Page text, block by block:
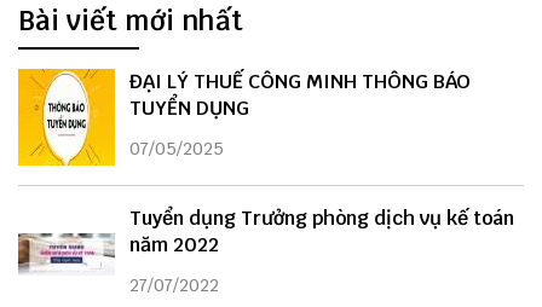
Bài viết mới nhất
ĐẠI LÝ THUẾ CÔNG MINH THÔNG BÁO
TUYỂN DỤNG
07/05/2025
Tuyển dụng Trưởng phòng dịch vụ kế toán
năm 2022
27/07/2022